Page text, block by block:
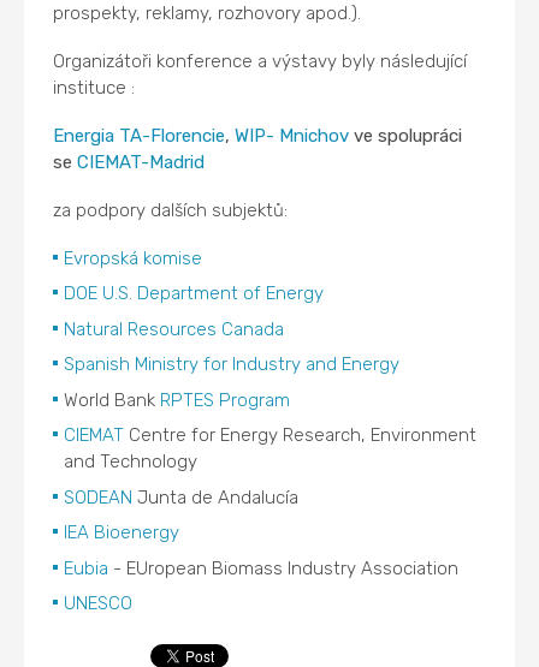
prospekty, reklamy, rozhovory apod.).
Organizátoři konference a výstavy byly následující
instituce :
Energia TA-Florencie,WIP- Mnichov ve spolupráci
seCIEMAT-Madrid
za podpory dalších subjektů:
Evropská komise
DOE U.S. Department of Energy
Natural Resources Canada
Spanish Ministry for Industry and Energy
World Bank RPTES Program
CIEMAT Centre for Energy Research, Environment
and Technology
SODEAN Junta de Andalucía
IEA Bioenergy
Eubia - EUropean Biomass Industry Association
UNESCO